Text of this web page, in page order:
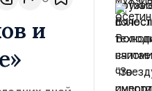
и